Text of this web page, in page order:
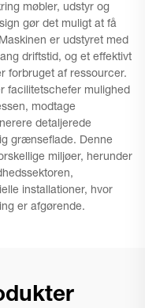
møbler, udstyr og
gør det muligt at få
er udstyret med
driftstid, og et effektivt
forbruget af ressourcer.
facilitetschefer mulighed
modtage
detaljerede
grænseflade. Denne
miljøer, herunder
installationer, hvor
er afgørende.